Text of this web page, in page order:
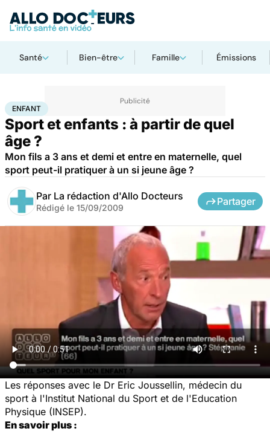
Santé Bien-être Famille Émissions
AccueilFamille
ENFANT
Sport et enfants : à partir de quel
âge ?
Mon fils a 3 ans et demi et entre en maternelle, quel
sport peut-il pratiquer à un si jeune âge ?
Par La rédaction d'Allo Docteurs
Rédigé le 15/09/2009
Partager
Les réponses avec le Dr Eric Joussellin, médecin du
sport à l'Institut National du Sport et de l'Education
Physique (INSEP).
En savoir plus :